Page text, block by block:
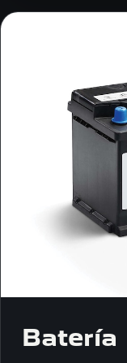
Batería